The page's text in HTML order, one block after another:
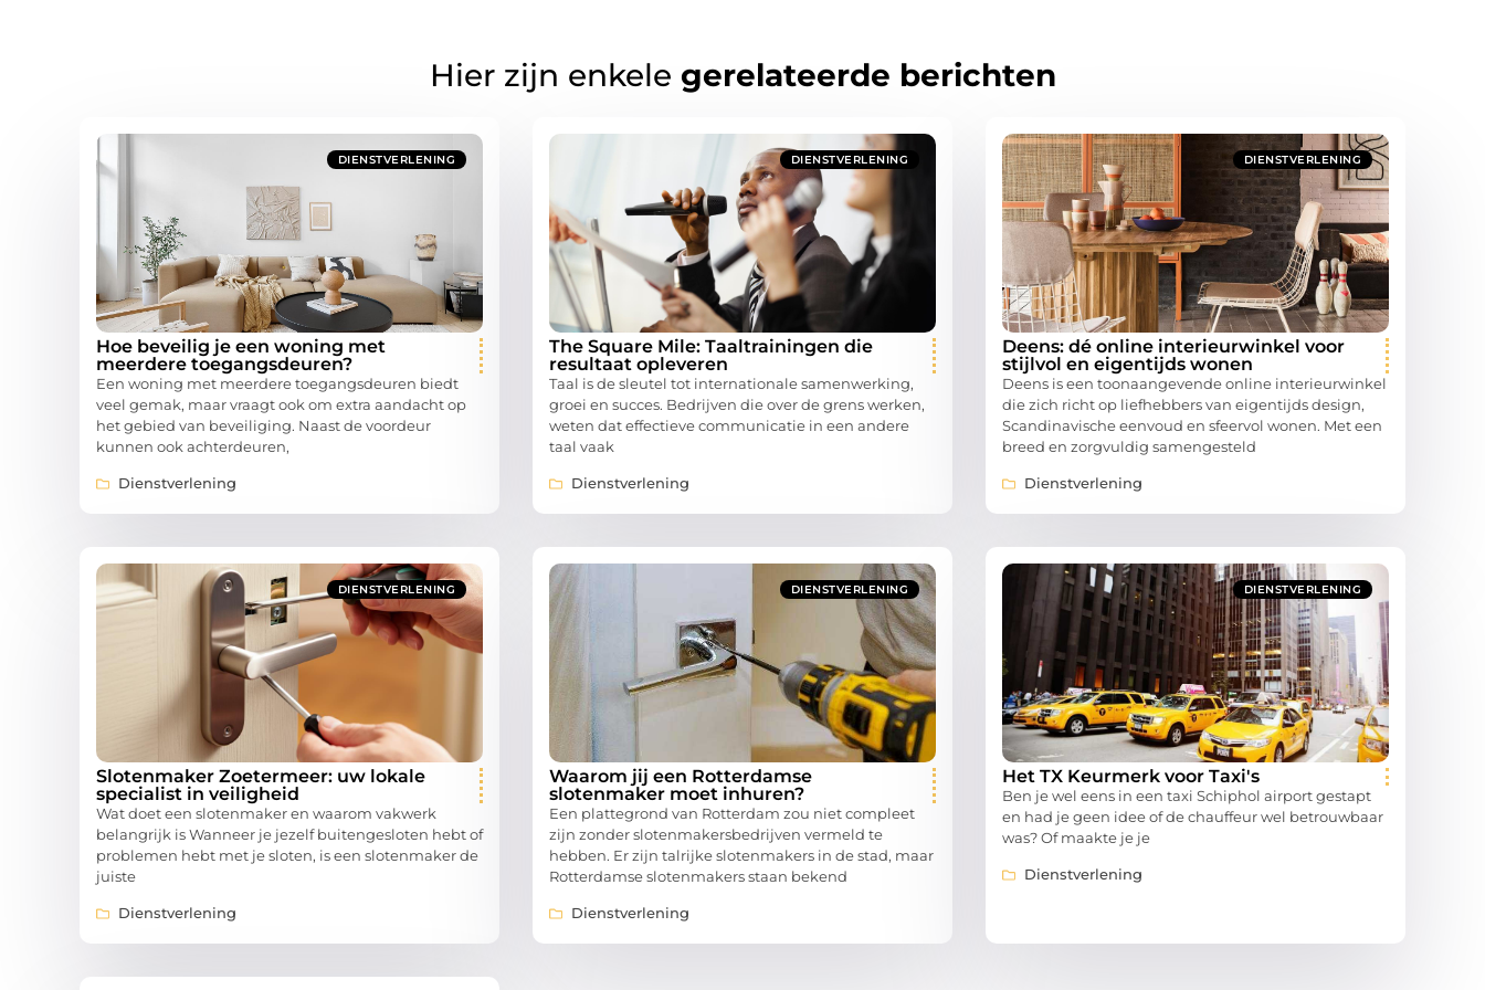
Hier zijn enkele gerelateerde berichten
DIENSTVERLENING
Hoe beveilig je een woning met
meerdere toegangsdeuren?
Een woning met meerdere toegangsdeuren biedt
veel gemak, maar vraagt ook om extra aandacht op
het gebied van beveiliging. Naast de voordeur
kunnen ook achterdeuren,
Dienstverlening
DIENSTVERLENING
The Square Mile: Taaltrainingen die
resultaat opleveren
Taal is de sleutel tot internationale samenwerking,
groei en succes. Bedrijven die over de grens werken,
weten dat effectieve communicatie in een andere
taal vaak
Dienstverlening
DIENSTVERLENING
Deens: dé online interieurwinkel voor
stijlvol en eigentijds wonen
Deens is een toonaangevende online interieurwinkel
die zich richt op liefhebbers van eigentijds design,
Scandinavische eenvoud en sfeervol wonen. Met een
breed en zorgvuldig samengesteld
Dienstverlening
DIENSTVERLENING
Slotenmaker Zoetermeer: uw lokale
specialist in veiligheid
Wat doet een slotenmaker en waarom vakwerk
belangrijk is Wanneer je jezelf buitengesloten hebt of
problemen hebt met je sloten, is een slotenmaker de
juiste
Dienstverlening
DIENSTVERLENING
Waarom jij een Rotterdamse
slotenmaker moet inhuren?
Een plattegrond van Rotterdam zou niet compleet
zijn zonder slotenmakersbedrijven vermeld te
hebben. Er zijn talrijke slotenmakers in de stad, maar
Rotterdamse slotenmakers staan bekend
Dienstverlening
DIENSTVERLENING
Het TX Keurmerk voor Taxi's
Ben je wel eens in een taxi Schiphol airport gestapt
en had je geen idee of de chauffeur wel betrouwbaar
was? Of maakte je je
Dienstverlening